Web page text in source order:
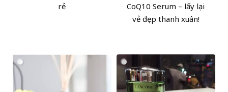
rẻ
CoQ10 Serum – lấy lại
vẻ đẹp thanh xuân!